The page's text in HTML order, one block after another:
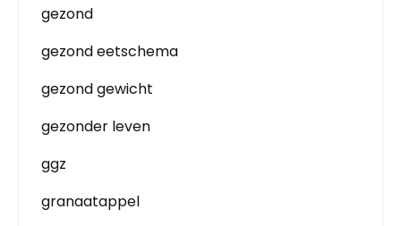
gezond
gezond eetschema
gezond gewicht
gezonder leven
ggz
granaatappel